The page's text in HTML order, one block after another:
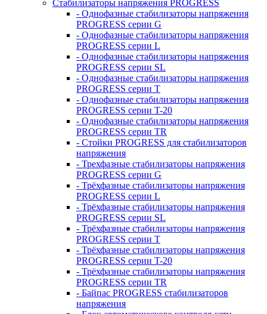
Стабилизаторы напряжения PROGRESS
- Однофазные стабилизаторы напряжения
PROGRESS серии G
- Однофазные стабилизаторы напряжения
PROGRESS серии L
- Однофазные стабилизаторы напряжения
PROGRESS серии SL
- Однофазные стабилизаторы напряжения
PROGRESS серии T
- Однофазные стабилизаторы напряжения
PROGRESS серии T-20
- Однофазные стабилизаторы напряжения
PROGRESS серии TR
- Стойки PROGRESS для стабилизаторов
напряжения
- Трехфазные стабилизаторы напряжения
PROGRESS серии G
- Трёхфазные стабилизаторы напряжения
PROGRESS серии L
- Трёхфазные стабилизаторы напряжения
PROGRESS серии SL
- Трёхфазные стабилизаторы напряжения
PROGRESS серии T
- Трёхфазные стабилизаторы напряжения
PROGRESS серии T-20
- Трёхфазные стабилизаторы напряжения
PROGRESS серии TR
- Байпас PROGRESS стабилизаторов
напряжения